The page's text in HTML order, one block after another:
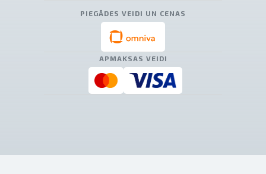
PIEGĀDES VEIDI UN CENAS
APMAKSAS VEIDI